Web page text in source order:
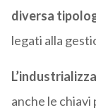
diversa
legati alla
anche le